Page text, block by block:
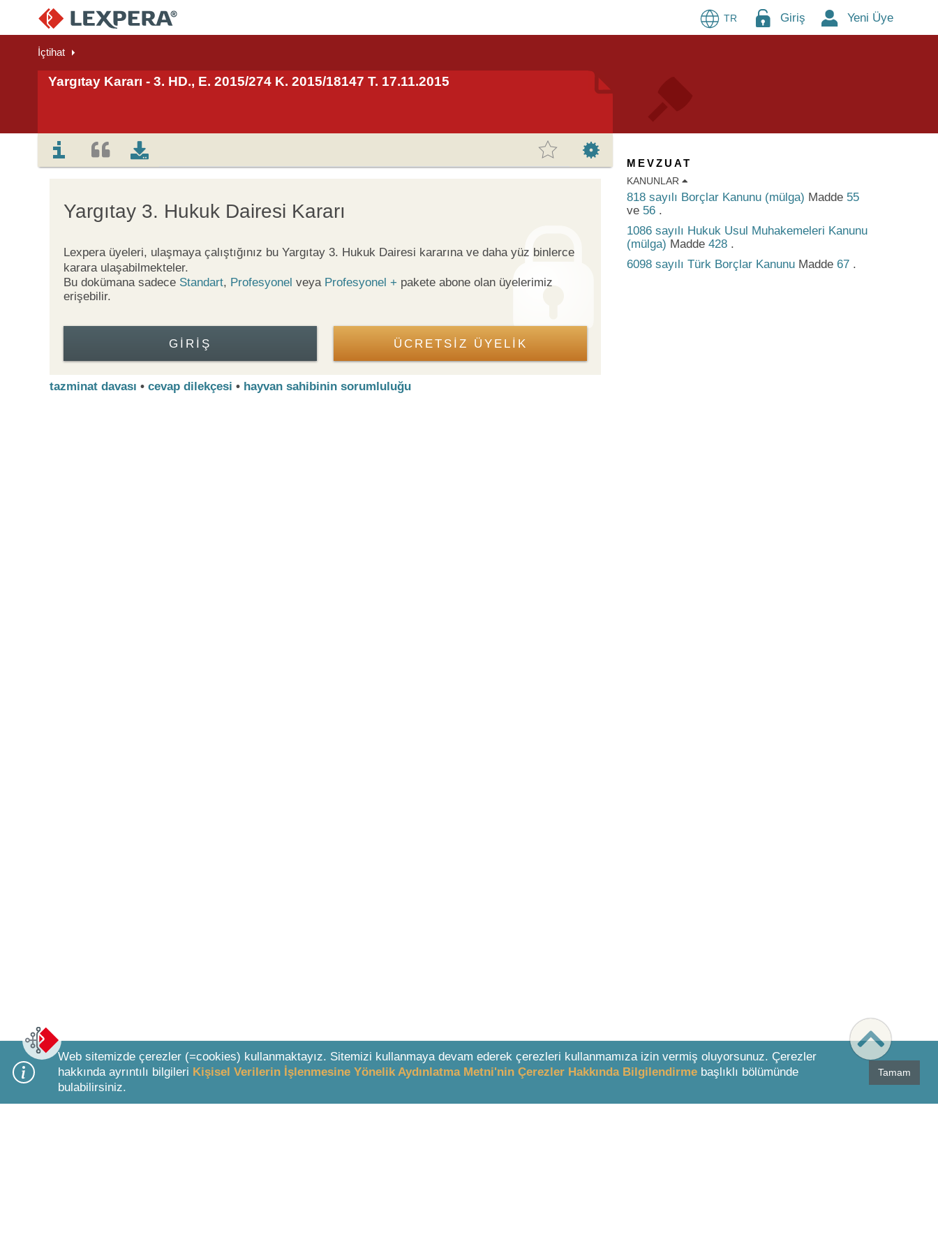
TR Giriş Yeni Üye
İçtihat
Yargıtay Kararı - 3. HD., E. 2015/274 K. 2015/18147 T. 17.11.2015
Yargıtay 3. Hukuk Dairesi Kararı
Lexpera üyeleri, ulaşmaya çalıştığınız bu Yargıtay 3. Hukuk Dairesi kararına ve daha yüz binlerce
karara ulaşabilmekteler.
Bu dokümana sadece Standart, Profesyonel veya Profesyonel + pakete abone olan üyelerimiz
erişebilir.
GIRIŞ ÜCRETSİZ ÜYELİK
tazminat davası • cevap dilekçesi • hayvan sahibinin sorumluluğu
Bottom Search Toolbar Highlight Text
MEVZUAT
KANUNLAR
818 sayılı Borçlar Kanunu (mülga) Madde 55
ve 56 .
1086 sayılı Hukuk Usul Muhakemeleri Kanunu
(mülga) Madde 428 .
6098 sayılı Türk Borçlar Kanunu Madde 67 .
Web sitemizde çerezler (=cookies) kullanmaktayız. Sitemizi kullanmaya devam ederek çerezleri kullanmamıza izin vermiş oluyorsunuz. Çerezler
hakkında ayrıntılı bilgileri Kişisel Verilerin İşlenmesine Yönelik Aydınlatma Metni'nin Çerezler Hakkında Bilgilendirme başlıklı bölümünde
bulabilirsiniz.
Tamam